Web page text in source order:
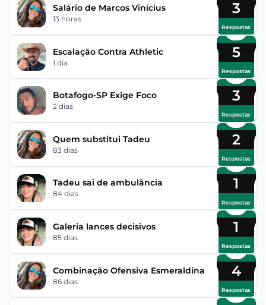
Salário de Marcos Vinícius
13 horas
3
Respostas
Escalação Contra Athletic
1 dia
5
Respostas
Botafogo-SP Exige Foco
2 dias
3
Respostas
Quem substitui Tadeu
83 dias
2
Respostas
Tadeu sai de ambulância
84 dias
1
Respostas
Galeria lances decisivos
85 dias
1
Respostas
Combinação Ofensiva Esmeraldina
86 dias
4
Respostas